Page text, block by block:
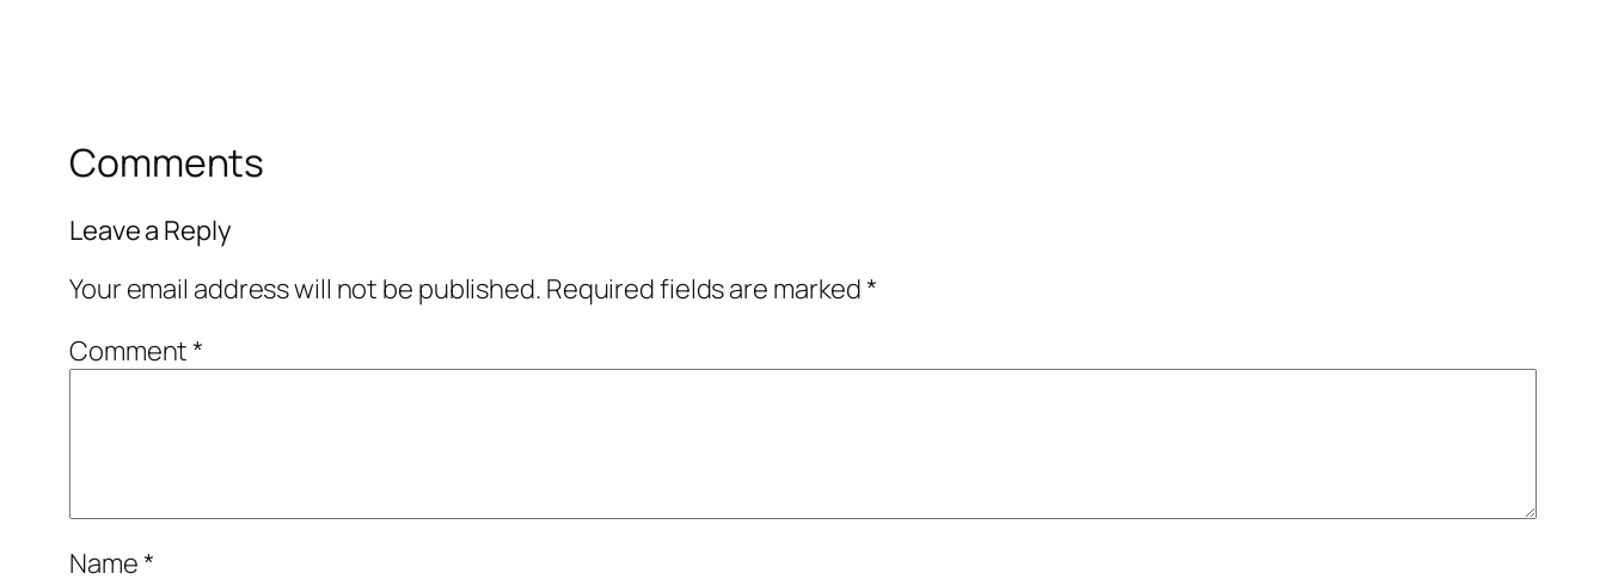
Comments
Leave a Reply
Your email address will not be published. Required fields are marked*
Comment*
Name*